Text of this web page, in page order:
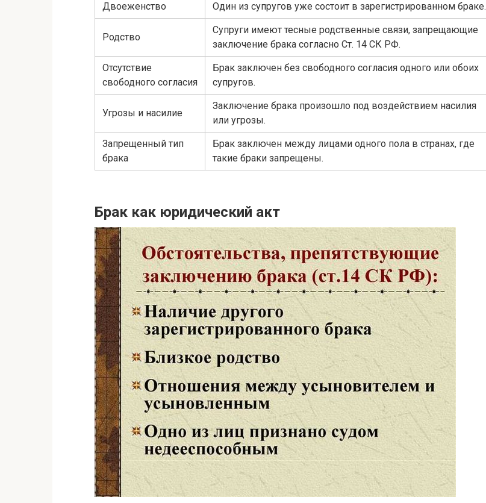
Двоеженство Один из супругов уже состоит в зарегистрированном браке.
Родство
Супруги имеют тесные родственные связи, запрещающие
заключение брака согласно Ст. 14 СК РФ.
Отсутствие
свободного согласия
Брак заключен без свободного согласия одного или обоих
супругов.
Угрозы и насилие
Заключение брака произошло под воздействием насилия
или угрозы.
Запрещенный тип
брака
Брак заключен между лицами одного пола в странах, где
такие браки запрещены.
Брак как юридический акт